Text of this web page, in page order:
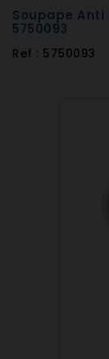
Soupape Anti
5750093
Ref : 5750093